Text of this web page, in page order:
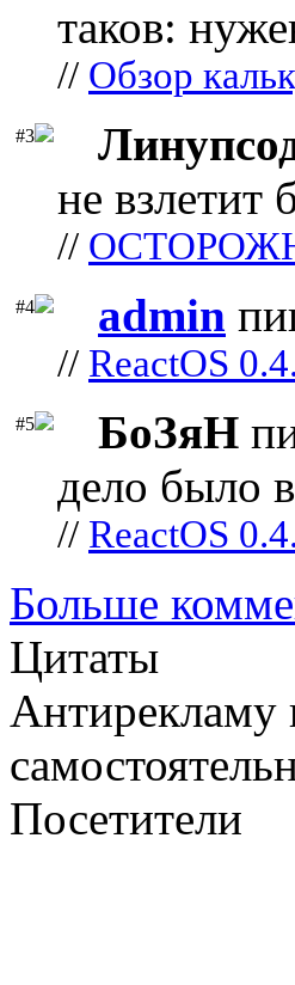
таков:
// Обзор
#3
не взлетит
//
#4 admin
// ReactOS
#5 БоЗяН
дело было
// ReactOS
Больше
Цитаты
Антирекламу
Посетители